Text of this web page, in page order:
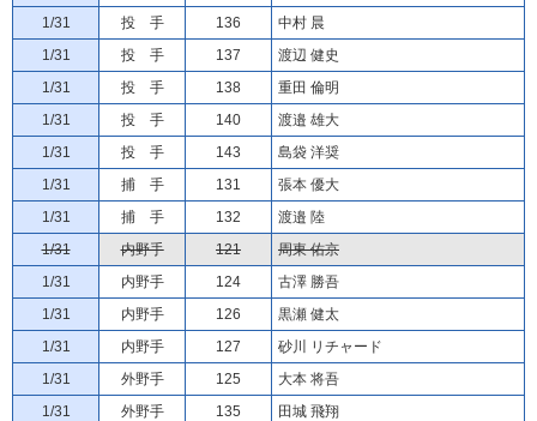
1/31
投 手 136
中村 晨
1/31
投 手 137
渡辺 健史
1/31
投 手 138
重田 倫明
1/31
投 手 140
渡邉 雄大
1/31
投 手 143
島袋 洋奨
1/31
捕 手 131
張本 優大
1/31
捕 手 132
渡邉 陸
1/31
内野手 121
周東 佑京
1/31
内野手 124
古澤 勝吾
1/31
内野手 126
黒瀬 健太
1/31
内野手 127
砂川 リチャード
1/31
外野手 125
大本 将吾
1/31
外野手 135
田城 飛翔